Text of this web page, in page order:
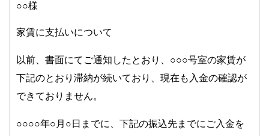
○○様
家賃に支払いについて
以前、書面にてご通知したとおり、○○○号室の家賃が
下記のとおり滞納が続いており、現在も入金の確認が
できておりません。
○○○○年○月○日までに、下記の振込先までにご入金を